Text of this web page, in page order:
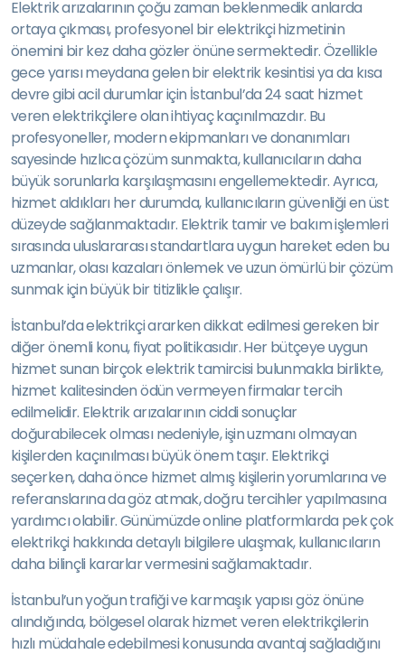
Elektrik arızalarının çoğu zaman beklenmedik anlarda
ortaya çıkması, profesyonel bir elektrikçi hizmetinin
önemini bir kez daha gözler önüne sermektedir. Özellikle
gece yarısı meydana gelen bir elektrik kesintisi ya da kısa
devre gibi acil durumlar için İstanbul’da 24 saat hizmet
veren elektrikçilere olan ihtiyaç kaçınılmazdır. Bu
profesyoneller, modern ekipmanları ve donanımları
sayesinde hızlıca çözüm sunmakta, kullanıcıların daha
büyük sorunlarla karşılaşmasını engellemektedir. Ayrıca,
hizmet aldıkları her durumda, kullanıcıların güvenliği en üst
düzeyde sağlanmaktadır. Elektrik tamir ve bakım işlemleri
sırasında uluslararası standartlara uygun hareket eden bu
uzmanlar, olası kazaları önlemek ve uzun ömürlü bir çözüm
sunmak için büyük bir titizlikle çalışır.
İstanbul’da elektrikçi ararken dikkat edilmesi gereken bir
diğer önemli konu, fiyat politikasıdır. Her bütçeye uygun
hizmet sunan birçok elektrik tamircisi bulunmakla birlikte,
hizmet kalitesinden ödün vermeyen firmalar tercih
edilmelidir. Elektrik arızalarının ciddi sonuçlar
doğurabilecek olması nedeniyle, işin uzmanı olmayan
kişilerden kaçınılması büyük önem taşır. Elektrikçi
seçerken, daha önce hizmet almış kişilerin yorumlarına ve
referanslarına da göz atmak, doğru tercihler yapılmasına
yardımcı olabilir. Günümüzde online platformlarda pek çok
elektrikçi hakkında detaylı bilgilere ulaşmak, kullanıcıların
daha bilinçli kararlar vermesini sağlamaktadır.
İstanbul’un yoğun trafiği ve karmaşık yapısı göz önüne
alındığında, bölgesel olarak hizmet veren elektrikçilerin
hızlı müdahale edebilmesi konusunda avantaj sağladığını